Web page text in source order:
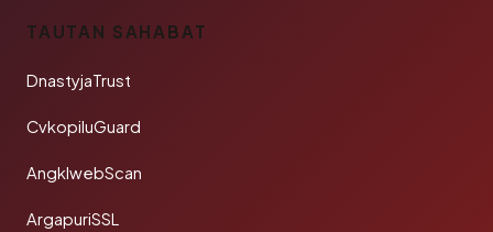
TAUTAN SAHABAT
DnastyjaTrust
CvkopiluGuard
AngklwebScan
ArgapuriSSL